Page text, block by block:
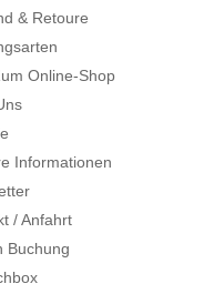
& Retoure
Online-Shop
Informationen
/ Anfahrt
Buchung